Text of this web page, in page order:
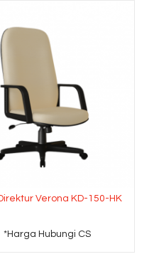
Verona KD-150-HK
*Harga Hubungi CS